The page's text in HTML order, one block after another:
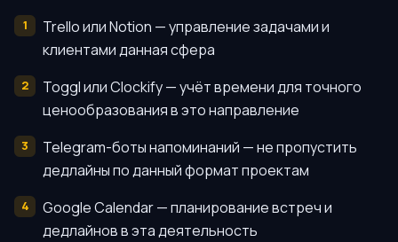
Trello или Notion — управление задачами и
клиентами данная сфера
Toggl или Clockify — учёт времени для точного
ценообразования в это направление
Telegram-боты напоминаний — не пропустить
дедлайны по данный формат проектам
Google Calendar — планирование встреч и
дедлайнов в эта деятельность